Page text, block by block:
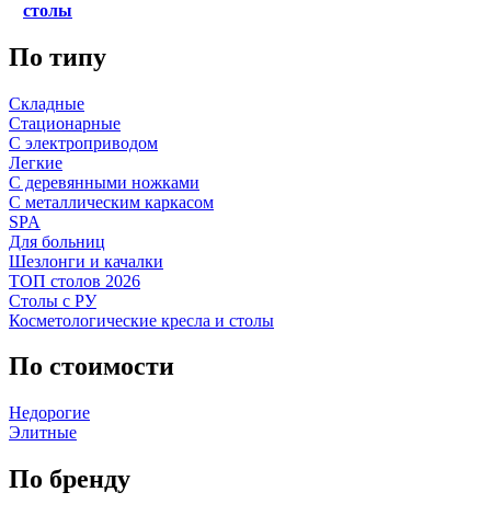
столы
По типу
Складные
Стационарные
С электроприводом
Легкие
С деревянными ножками
С металлическим каркасом
SPA
Для больниц
Шезлонги и качалки
ТОП столов 2026
Столы с РУ
Косметологические кресла и столы
По стоимости
Недорогие
Элитные
По бренду